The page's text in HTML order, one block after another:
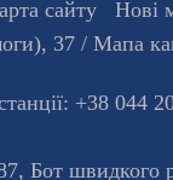
сайту
Нові
37 / Мапа
+38 044
Бот швидкого